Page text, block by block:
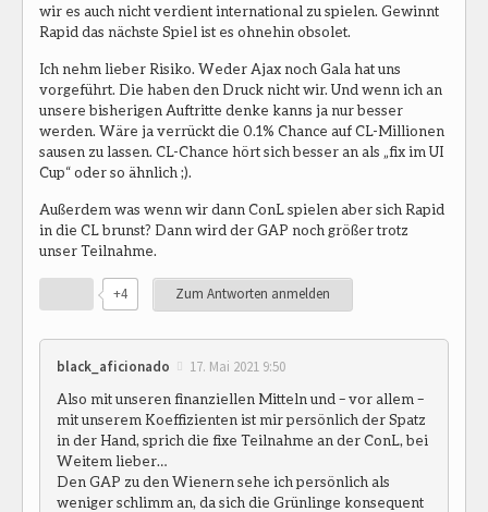
wir es auch nicht verdient international zu spielen. Gewinnt
Rapid das nächste Spiel ist es ohnehin obsolet.
Ich nehm lieber Risiko. Weder Ajax noch Gala hat uns
vorgeführt. Die haben den Druck nicht wir. Und wenn ich an
unsere bisherigen Auftritte denke kanns ja nur besser
werden. Wäre ja verrückt die 0.1% Chance auf CL-Millionen
sausen zu lassen. CL-Chance hört sich besser an als „fix im UI
Cup“ oder so ähnlich ;).
Außerdem was wenn wir dann ConL spielen aber sich Rapid
in die CL brunst? Dann wird der GAP noch größer trotz
unser Teilnahme.
+4 Zum Antworten anmelden
black_aficionado 17. Mai 2021 9:50
Also mit unseren finanziellen Mitteln und – vor allem –
mit unserem Koeffizienten ist mir persönlich der Spatz
in der Hand, sprich die fixe Teilnahme an der ConL, bei
Weitem lieber…
Den GAP zu den Wienern sehe ich persönlich als
weniger schlimm an, da sich die Grünlinge konsequent